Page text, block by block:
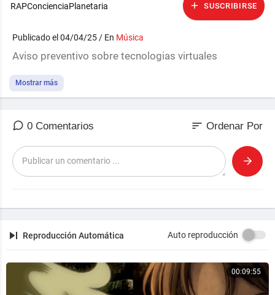
RAPConcienciaPlanetaria SUSCRIBIRSE
Publicado el 04/04/25 / En Música
Aviso preventivo sobre tecnologias virtuales
Mostrar más
0 Comentarios sort Ordenar Por
Reproducción Automática Auto reproducción
00:09:55